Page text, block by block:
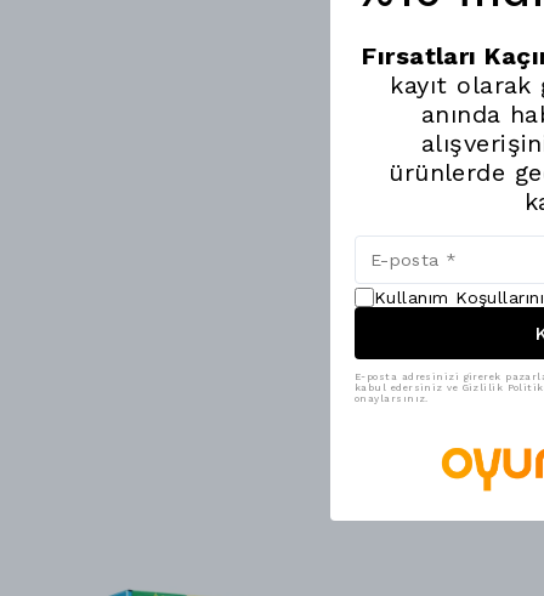
Fırsatları
kayıt
anında
ürünlerde
Kullanım
E-posta adresinizi girerek
kabul edersiniz ve Gizlilik
onaylarsınız.